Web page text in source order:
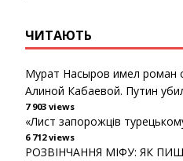
ЧИТАЮТЬ
Мурат Насыров имел роман
Алиной Кабаевой. Путин
7 903 views
«Лист запорожців
6 712 views
РОЗВІНЧАННЯ МІФУ: ЯК